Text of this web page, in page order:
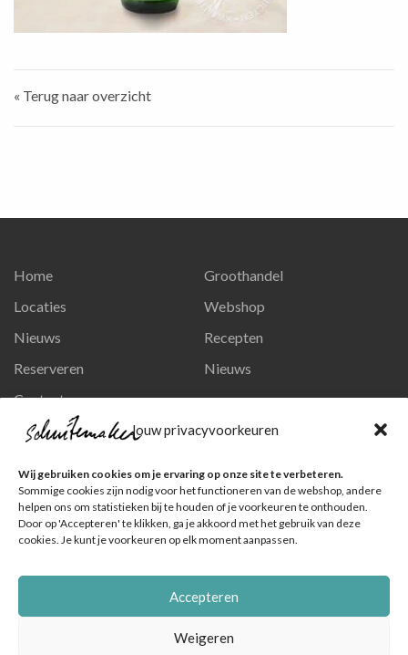
Jouw privacyvoorkeuren
Wij gebruiken cookies om je ervaring op onze site te verbeteren.
Sommige cookies zijn nodig voor het functioneren van de webshop, andere
helpen ons om statistieken bij te houden of je voorkeuren te onthouden.
Door op 'Accepteren' te klikken, ga je akkoord met het gebruik van deze
cookies. Je kunt je voorkeuren op elk moment aanpassen.
Accepteren
Weigeren
« Terug naar overzicht
Home
Locaties
Nieuws
Reserveren
Contact
Privacy en persoonsgegevens
Groothandel
Webshop
Recepten
Nieuws
Ga naar onze pagina
Volg ons op Instagram
Ga naar onze pagina